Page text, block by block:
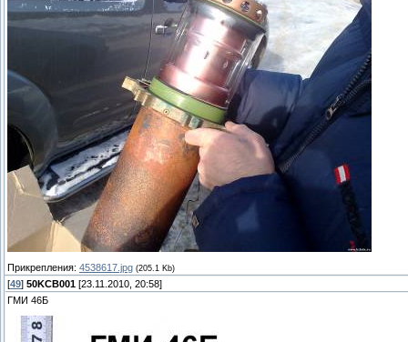
Прикрепления: 4538617.jpg (205.1 Kb)
[49] 50KCB001 [23.11.2010, 20:58]
ГМИ 46Б